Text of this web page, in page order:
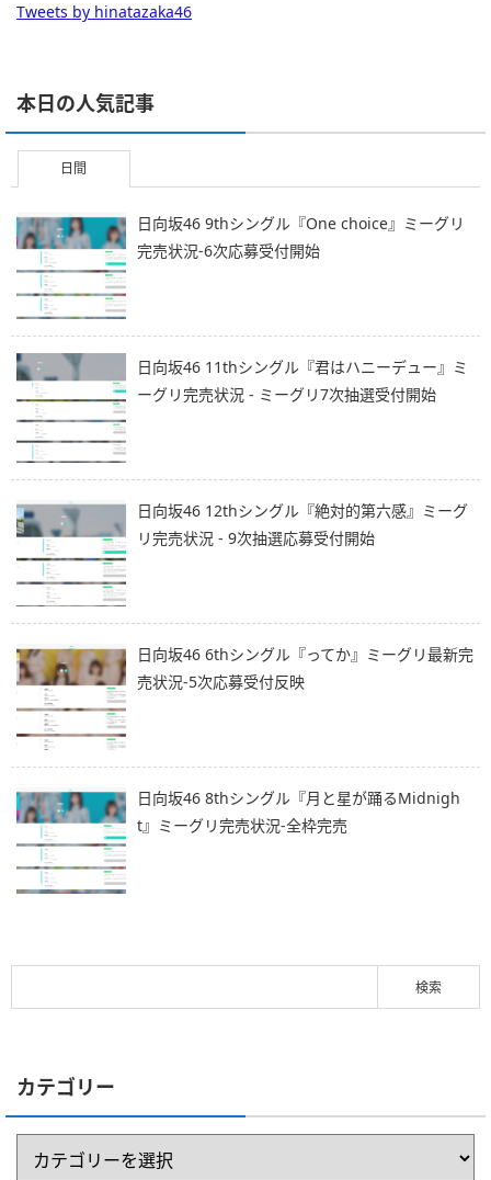
Tweets by hinatazaka46
本日の人気記事
日間
日向坂46 9thシングル『One choice』ミーグリ
完売状況-6次応募受付開始
日向坂46 11thシングル『君はハニーデュー』ミ
ーグリ完売状況 - ミーグリ7次抽選受付開始
日向坂46 12thシングル『絶対的第六感』ミーグ
リ完売状況 - 9次抽選応募受付開始
日向坂46 6thシングル『ってか』ミーグリ最新完
売状況-5次応募受付反映
日向坂46 8thシングル『月と星が踊るMidnigh
t』ミーグリ完売状況-全枠完売
カテゴリー